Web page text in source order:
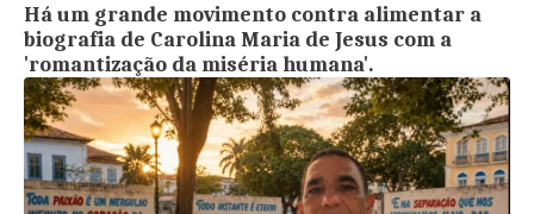
Há um grande movimento contra alimentar a
biografia de Carolina Maria de Jesus com a
'romantização da miséria humana'.